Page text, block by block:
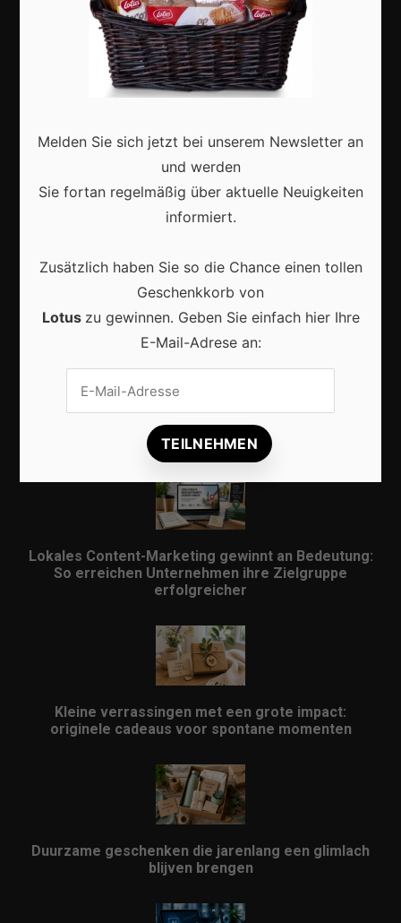
Erfolgsgeschichten
Webshops
Lokale Suchmaschinenoptimierung bleibt der
Schlüssel für mehr regionale Kunden
Lokales Content-Marketing gewinnt an Bedeutung:
So erreichen Unternehmen ihre Zielgruppe
erfolgreicher
Kleine verrassingen met een grote impact:
originele cadeaus voor spontane momenten
Duurzame geschenken die jarenlang een glimlach
blijven brengen
Melden Sie sich jetzt bei unserem Newsletter an
und werden
Sie fortan regelmäßig über aktuelle Neuigkeiten
informiert.
Zusätzlich haben Sie so die Chance einen tollen
Geschenkkorb von
Lotus zu gewinnen. Geben Sie einfach hier Ihre
E-Mail-Adrese an: